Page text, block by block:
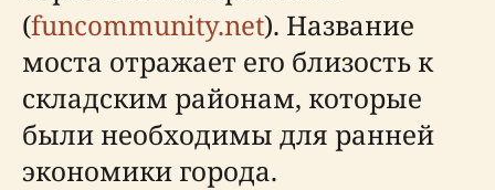
(funcommunity.net). Название
моста отражает его близость к
складским районам, которые
были необходимы для ранней
экономики города.